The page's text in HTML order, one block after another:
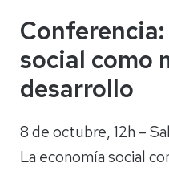
social como
desarrollo
8 de octubre, 12h –
La economía social